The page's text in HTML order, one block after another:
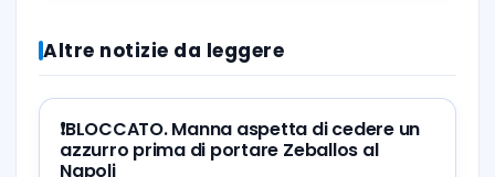
Altre notizie da leggere
❗️BLOCCATO. Manna aspetta di cedere un
azzurro prima di portare Zeballos al
Napoli